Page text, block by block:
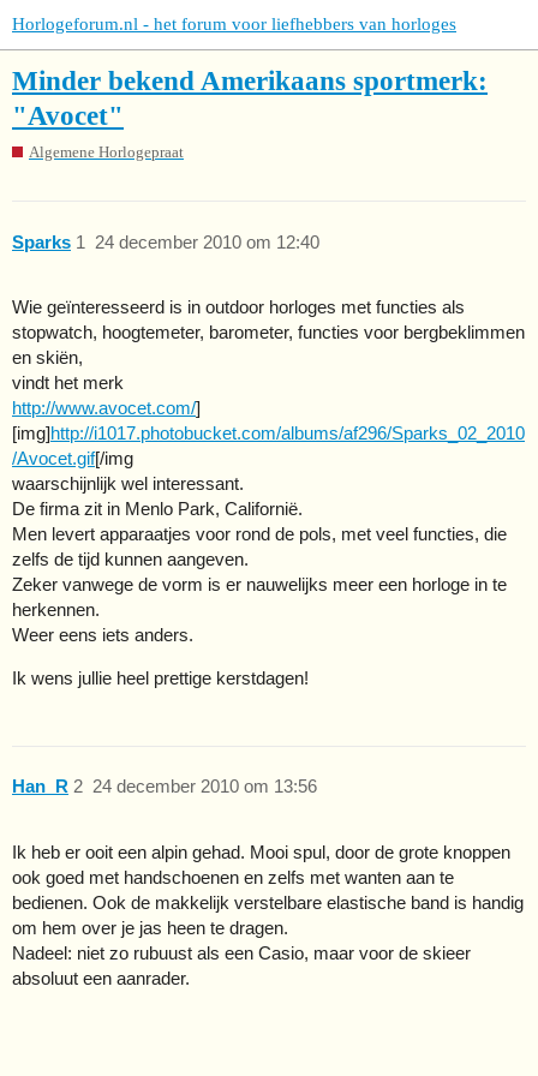
Horlogeforum.nl - het forum voor liefhebbers van horloges
Minder bekend Amerikaans sportmerk:
"Avocet"
Algemene Horlogepraat
Sparks 24 december 2010 om 12:40
1
Wie geïnteresseerd is in outdoor horloges met functies als
stopwatch, hoogtemeter, barometer, functies voor bergbeklimmen
en skiën,
vindt het merk
http://www.avocet.com/]
[img] http://i1017.photobucket.com/albums/af296/Sparks_02_2010
/Avocet.gif[/img
waarschijnlijk wel interessant.
De firma zit in Menlo Park, Californië.
Men levert apparaatjes voor rond de pols, met veel functies, die
zelfs de tijd kunnen aangeven.
Zeker vanwege de vorm is er nauwelijks meer een horloge in te
herkennen.
Weer eens iets anders.
Ik wens jullie heel prettige kerstdagen!
Han_R 24 december 2010 om 13:56
2
Ik heb er ooit een alpin gehad. Mooi spul, door de grote knoppen
ook goed met handschoenen en zelfs met wanten aan te
bedienen. Ook de makkelijk verstelbare elastische band is handig
om hem over je jas heen te dragen.
Nadeel: niet zo rubuust als een Casio, maar voor de skieer
absoluut een aanrader.